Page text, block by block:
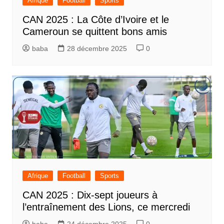
CAN 2025 : La Côte d’Ivoire et le
Cameroun se quittent bons amis
baba 28 décembre 2025 0
Afrique Football Sports
CAN 2025 : Dix-sept joueurs à
l’entraînement des Lions, ce mercredi